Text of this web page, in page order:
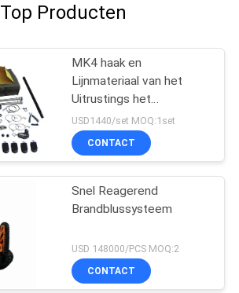
Top Producten
MK4 haak en
Lijnmateriaal van het
Uitrustings het
Tegenterrorisme voor
Handvat Verdacht
Explosief
USD1440/set MOQ:1set
CONTACT
Snel Reagerend
Brandblussysteem
USD 148000/PCS MOQ:2
CONTACT